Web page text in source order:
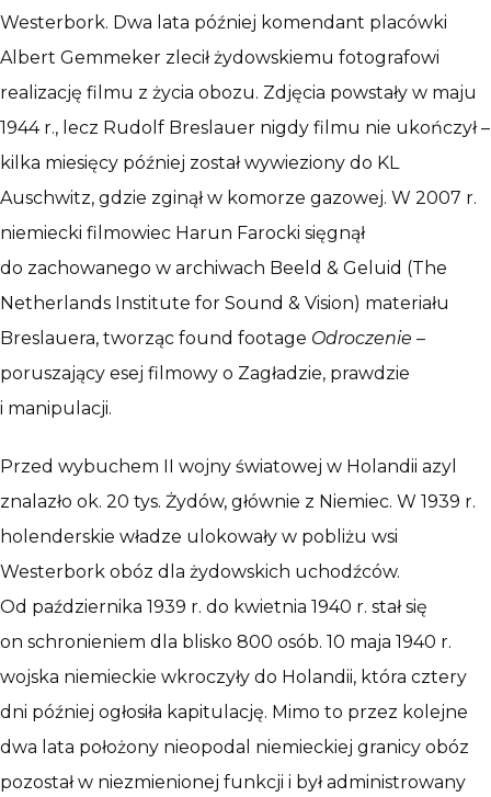
Westerbork. Dwa lata później komendant placówki
Albert Gemmeker zlecił żydowskiemu fotografowi
realizację filmu z życia obozu. Zdjęcia powstały w maju
1944 r., lecz Rudolf Breslauer nigdy filmu nie ukończył –
kilka miesięcy później został wywieziony do KL
Auschwitz, gdzie zginął w komorze gazowej. W 2007 r.
niemiecki filmowiec Harun Farocki sięgnął
do zachowanego w archiwach Beeld & Geluid (The
Netherlands Institute for Sound & Vision) materiału
Breslauera, tworząc found footage Odroczenie –
poruszający esej filmowy o Zagładzie, prawdzie
i manipulacji.
Przed wybuchem II wojny światowej w Holandii azyl
znalazło ok. 20 tys. Żydów, głównie z Niemiec. W 1939 r.
holenderskie władze ulokowały w pobliżu wsi
Westerbork obóz dla żydowskich uchodźców.
Od października 1939 r. do kwietnia 1940 r. stał się
on schronieniem dla blisko 800 osób. 10 maja 1940 r.
wojska niemieckie wkroczyły do Holandii, która cztery
dni później ogłosiła kapitulację. Mimo to przez kolejne
dwa lata położony nieopodal niemieckiej granicy obóz
pozostał w niezmienionej funkcji i był administrowany